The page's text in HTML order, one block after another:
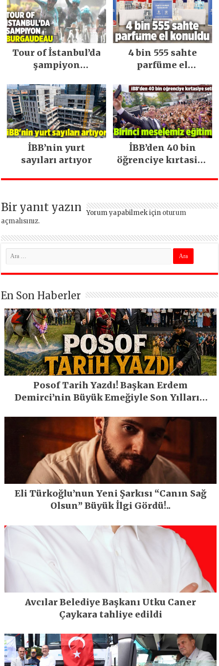
Tour of İstanbul’da
şampiyon
4 bin 555 sahte
parfüme el
İBB’nin yurt
sayıları artıyor
İBB’den 40 bin
öğrenciye kırtasiye
Bir yanıt yazın Yorum yapabilmek için oturum
açmalısınız.
En Son Haberler
Posof Tarih Yazdı! Başkan Erdem
Demirci’nin Büyük Emeğiyle Son Yılların
Eli Türkoğlu’nun Yeni Şarkısı “Canın Sağ
Olsun” Büyük İlgi Gördü!..
Avcılar Belediye Başkanı Utku Caner
Çaykara tahliye edildi